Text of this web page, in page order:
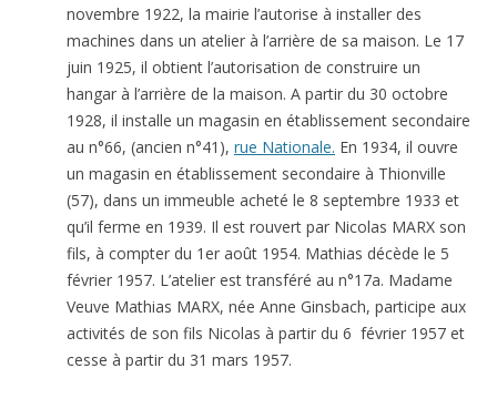
novembre 1922, la mairie l’autorise à installer des
machines dans un atelier à l’arrière de sa maison. Le 17
juin 1925, il obtient l’autorisation de construire un
hangar à l’arrière de la maison. A partir du 30 octobre
1928, il installe un magasin en établissement secondaire
au n°66, (ancien n°41), rue Nationale. En 1934, il ouvre
un magasin en établissement secondaire à Thionville
(57), dans un immeuble acheté le 8 septembre 1933 et
qu’il ferme en 1939. Il est rouvert par Nicolas MARX son
fils, à compter du 1er août 1954. Mathias décède le 5
février 1957. L’atelier est transféré au n°17a. Madame
Veuve Mathias MARX, née Anne Ginsbach, participe aux
activités de son fils Nicolas à partir du 6 février 1957 et
cesse à partir du 31 mars 1957.